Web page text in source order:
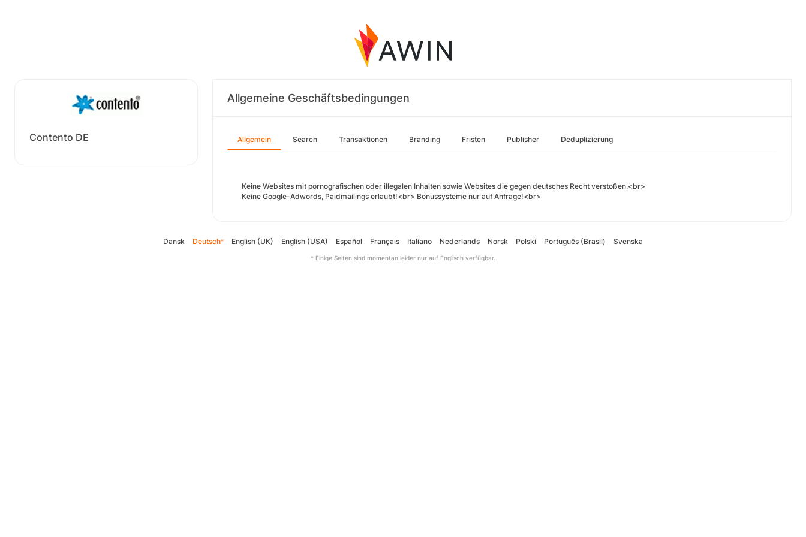
Contento DE
Allgemeine Geschäftsbedingungen
Allgemein Search Transaktionen Branding Fristen Publisher Deduplizierung
Keine Websites mit pornografischen oder illegalen Inhalten sowie Websites die gegen deutsches Recht verstoßen.<br>
Keine Google-Adwords, Paidmailings erlaubt!<br> Bonussysteme nur auf Anfrage!<br>
Dansk Deutsch* English (UK) English (USA) Español Français Italiano Nederlands Norsk Polski Português (Brasil) Svenska
* Einige Seiten sind momentan leider nur auf Englisch verfügbar.